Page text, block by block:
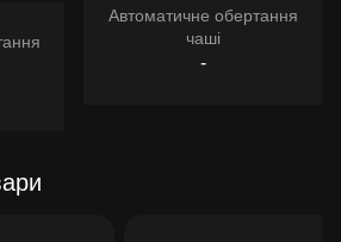
Автоматичне обертання
чаші
-